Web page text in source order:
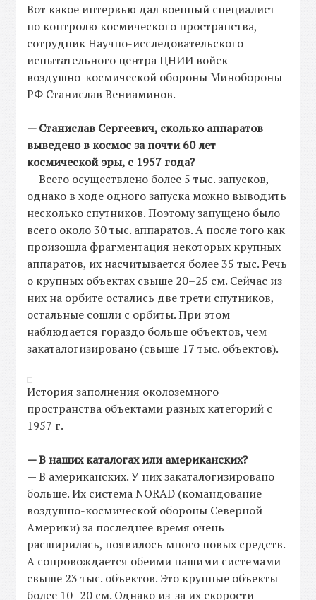
Вот какое интервью дал военный специалист
по контролю космического пространства,
сотрудник Научно-исследовательского
испытательного центра ЦНИИ войск
воздушно-космической обороны Минобороны
РФ Станислав Вениаминов.
— Станислав Сергеевич, сколько аппаратов
выведено в космос за почти 60 лет
космической эры, с 1957 года?
— Всего осуществлено более 5 тыс. запусков,
однако в ходе одного запуска можно выводить
несколько спутников. Поэтому запущено было
всего около 30 тыс. аппаратов. А после того как
произошла фрагментация некоторых крупных
аппаратов, их насчитывается более 35 тыс. Речь
о крупных объектах свыше 20–25 см. Сейчас из
них на орбите остались две трети спутников,
остальные сошли с орбиты. При этом
наблюдается гораздо больше объектов, чем
закаталогизировано (свыше 17 тыс. объектов).
История заполнения околоземного
пространства объектами разных категорий с
1957 г.
— В наших каталогах или американских?
— В американских. У них закаталогизировано
больше. Их система NORAD (командование
воздушно-космической обороны Северной
Америки) за последнее время очень
расширилась, появилось много новых средств.
А сопровождается обеими нашими системами
свыше 23 тыс. объектов. Это крупные объекты
более 10–20 см. Однако из-за их скорости